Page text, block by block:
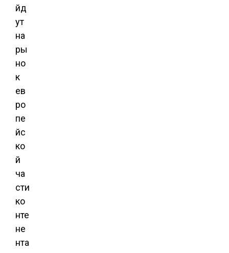
йд
ут
на
ры
но
к
ев
ро
пе
йс
ко
й
ча
сти
ко
нте
не
нта